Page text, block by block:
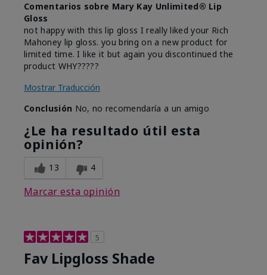
Comentarios sobre Mary Kay Unlimited® Lip
Gloss
not happy with this lip gloss I really liked your Rich
Mahoney lip gloss. you bring on a new product for
limited time. I like it but again you discontinued the
product WHY?????
Mostrar Traducción
Conclusión No, no recomendaría a un amigo
¿Le ha resultado útil esta
opinión?
13 4
Marcar esta opinión
5
Fav Lipgloss Shade